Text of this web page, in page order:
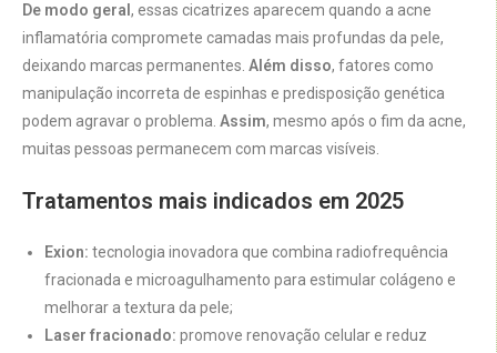
De modo geral , essas cicatrizes aparecem quando a acne
inflamatória compromete camadas mais profundas da pele,
deixando marcas permanentes. Além disso, fatores como
manipulação incorreta de espinhas e predisposição genética
podem agravar o problema. Assim, mesmo após o fim da acne,
muitas pessoas permanecem com marcas visíveis.
Tratamentos mais indicados em 2025
Exion: tecnologia inovadora que combina radiofrequência
fracionada e microagulhamento para estimular colágeno e
melhorar a textura da pele;
Laser fracionado: promove renovação celular e reduz